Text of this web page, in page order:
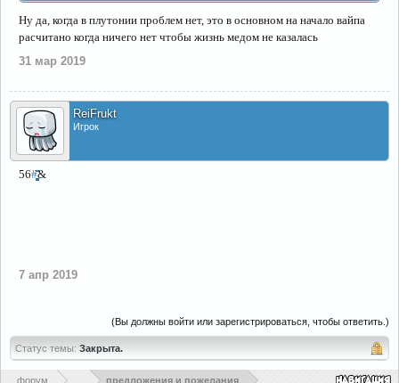
Ну да, когда в плутонии проблем нет, это в основном на начало вайпа
расчитано когда ничего нет чтобы жизнь медом не казалась
31 мар 2019
ReiFrukt
Игрок
56#͓͓͓͓͓͓͓͓͓͓͓͓͓͓͓͓͓͓͓͓͓͓͓͓͓͓͓͓͓͓͓͓͓͓͓͓͓͓͓͓͓͓͓͓͓͓͓͓͓͓͓͓͓͓͓͓͓͓͓͓͓͓͓͓͓͓͓͓͓͓͓͓͓͓͓͓͓͓͓͓͓͓͓͓͓͓͓͓͓͓͓͓͓͓͓͓͓͓͓͓͓͓͓͓͓͓͓͓͓͓͓͓͓͓͓͓͓͓̏̏̏̏̏̏̏̏̏̏̏̏̏̏̏̏̏̏̏̏̏̏̏̏̏̏̏̏̏̏̏̏̏̏̏̏̏̏̏̏̏̏̏̏̏̏̏̏&
7 апр 2019
(Вы должны войти или зарегистрироваться, чтобы ответить.)
Статус темы: Закрыта.
форум предложения и пожелания